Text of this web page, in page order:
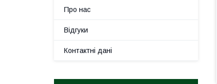
Про нас
Відгуки
Контактні дані